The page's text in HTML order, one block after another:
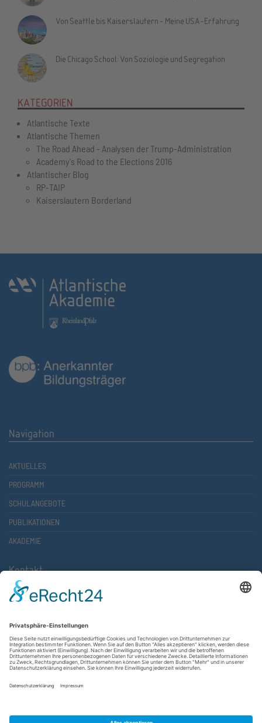
Von Seattle bis Kaiserslautern - Meine USA-Erfahrung
Die Chicago School: Von Soziologie und Segregation
KATEGORIEN
Atlantische Texte
Atlantische Themen
The Road Ahead - Analysen der Trump-Administration
Academy's Road to the Elections 2016
Atlantischer Blog
RP-TAIP
Kaiserslautern Borderland
Navigation
AKTUELLES
PROGRAMM
SCHULANGEBOTE
PUBLIKATIONEN
AKADEMIE
Kontakt
Atlantische Akademie Rheinland-Pfalz e.V.
67657 Kaiserslautern
FON 0631 36610-0
FAX 0631 36610-15